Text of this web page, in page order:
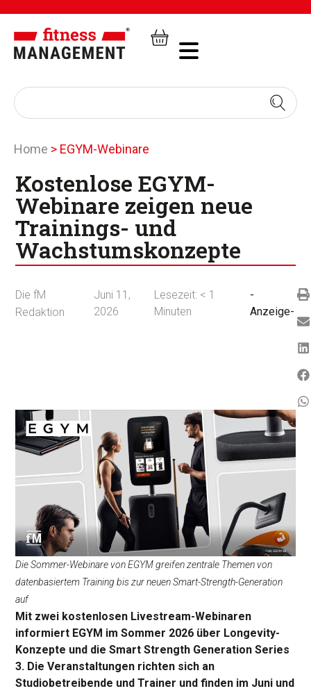
Home > EGYM-Webinare
Kostenlose EGYM-
Webinare zeigen neue
Trainings- und
Wachstumskonzepte
Die fM
Redaktion
Juni 11,
2026
Lesezeit: < 1
Minuten
-
Anzeige-
Die Sommer-Webinare von EGYM greifen zentrale Themen von
datenbasiertem Training bis zur neuen Smart-Strength-Generation
auf
Mit zwei kostenlosen Livestream-Webinaren
informiert EGYM im Sommer 2026 über Longevity-
Konzepte und die Smart Strength Generation Series
3. Die Veranstaltungen richten sich an
Studiobetreibende und Trainer und finden im Juni und